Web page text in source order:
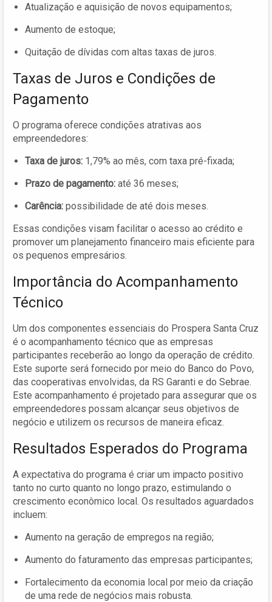
Atualização e aquisição de novos equipamentos;
Aumento de estoque;
Quitação de dívidas com altas taxas de juros.
Taxas de Juros e Condições de
Pagamento
O programa oferece condições atrativas aos
empreendedores:
Taxa de juros: 1,79% ao mês, com taxa pré-fixada;
Prazo de pagamento: até 36 meses;
Carência: possibilidade de até dois meses.
Essas condições visam facilitar o acesso ao crédito e
promover um planejamento financeiro mais eficiente para
os pequenos empresários.
Importância do Acompanhamento
Técnico
Um dos componentes essenciais do Prospera Santa Cruz
é o acompanhamento técnico que as empresas
participantes receberão ao longo da operação de crédito.
Este suporte será fornecido por meio do Banco do Povo,
das cooperativas envolvidas, da RS Garanti e do Sebrae.
Este acompanhamento é projetado para assegurar que os
empreendedores possam alcançar seus objetivos de
negócio e utilizem os recursos de maneira eficaz.
Resultados Esperados do Programa
A expectativa do programa é criar um impacto positivo
tanto no curto quanto no longo prazo, estimulando o
crescimento econômico local. Os resultados aguardados
incluem:
Aumento na geração de empregos na região;
Aumento do faturamento das empresas participantes;
Fortalecimento da economia local por meio da criação
de uma rede de negócios mais robusta.